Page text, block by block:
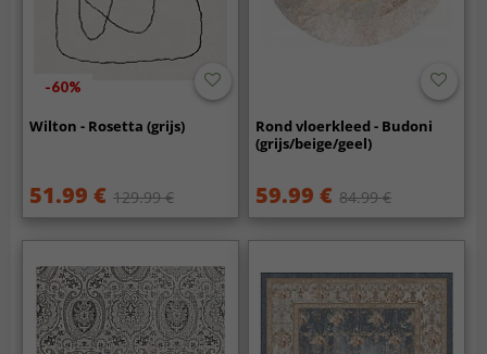
-60%
Wilton - Rosetta (grijs)
51.99 € 129.99 €
Rond vloerkleed - Budoni
(grijs/beige/geel)
59.99 € 84.99 €